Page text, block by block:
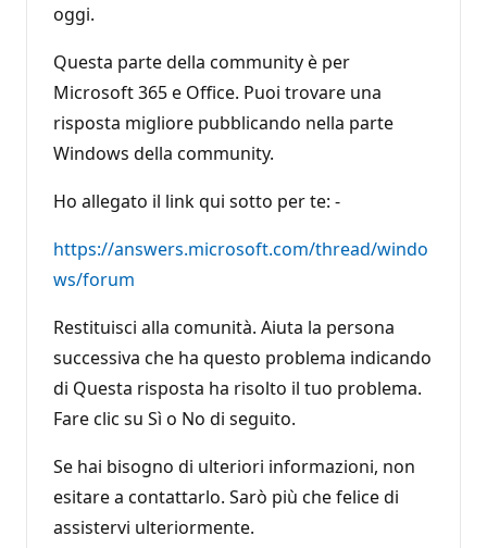
oggi.
Questa parte della community è per
Microsoft 365 e Office. Puoi trovare una
risposta migliore pubblicando nella parte
Windows della community.
Ho allegato il link qui sotto per te: -
https://answers.microsoft.com/thread/windo
ws/forum
Restituisci alla comunità. Aiuta la persona
successiva che ha questo problema indicando
di Questa risposta ha risolto il tuo problema.
Fare clic su Sì o No di seguito.
Se hai bisogno di ulteriori informazioni, non
esitare a contattarlo. Sarò più che felice di
assistervi ulteriormente.